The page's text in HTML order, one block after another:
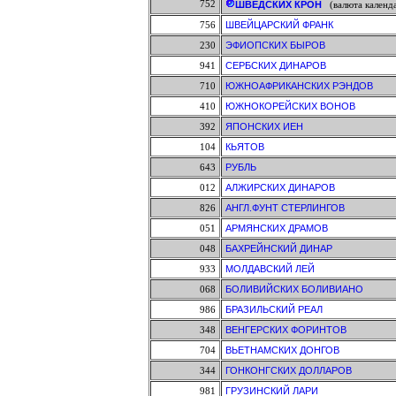
752 ШВЕДСКИХ КРОН (валюта
756
ШВЕЙЦАРСКИЙ ФРАНК
230
ЭФИОПСКИХ БЫРОВ
941
СЕРБСКИХ ДИНАРОВ
710
ЮЖНОАФРИКАНСКИХ РЭНДОВ
410
ЮЖНОКОРЕЙСКИХ ВОНОВ
392
ЯПОНСКИХ ИЕН
104
КЬЯТОВ
643
РУБЛЬ
012
АЛЖИРСКИХ ДИНАРОВ
826
АНГЛ.ФУНТ СТЕРЛИНГОВ
051
АРМЯНСКИХ ДРАМОВ
048
БАХРЕЙНСКИЙ ДИНАР
933
МОЛДАВСКИЙ ЛЕЙ
068
БОЛИВИЙСКИХ БОЛИВИАНО
986
БРАЗИЛЬСКИЙ РЕАЛ
348
ВЕНГЕРСКИХ ФОРИНТОВ
704
ВЬЕТНАМСКИХ ДОНГОВ
344
ГОНКОНГСКИХ ДОЛЛАРОВ
981
ГРУЗИНСКИЙ ЛАРИ